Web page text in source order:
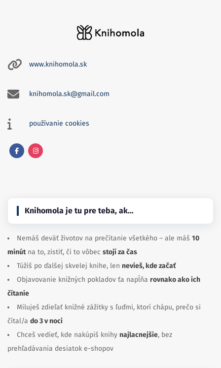
www.knihomola.sk
knihomola.sk@gmail.com
používanie cookies
Knihomola je tu pre teba, ak…
Nemáš deväť životov na prečítanie všetkého – ale máš 10
minútna to, zistiť, či to vôbec stojí za čas
Túžiš po ďalšej skvelej knihe, len nevieš, kde začať
Objavovanie knižných pokladov ťa napĺňa rovnako ako ich
čítanie
Miluješ zdieľať knižné zážitky s ľuďmi, ktorí chápu, prečo si
čítal/a do 3 v noci
Chceš vedieť, kde nakúpiš knihy najlacnejšie, bez
prehľadávania desiatok e-shopov